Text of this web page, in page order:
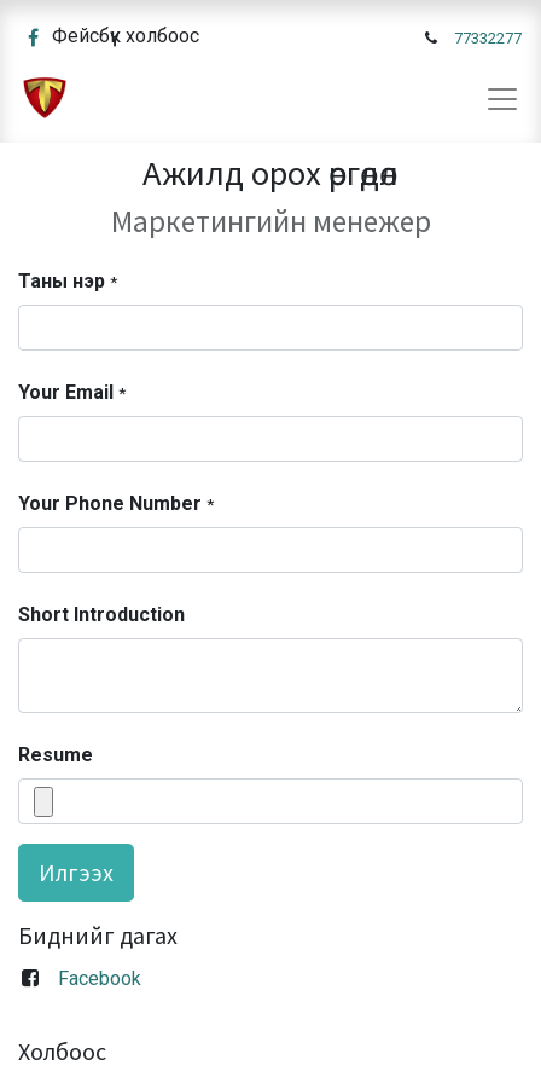
Фейсбүүк холбоос 77332277
Ажилд орох өргөдөл
Маркетингийн менежер
Таны нэр *
Your Email *
Your Phone Number *
Short Introduction
Resume
Илгээх
Биднийг дагах
Facebook
Холбоос